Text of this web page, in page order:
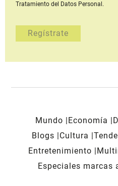
Tratamiento del Datos Personal.
Mundo Economía
Blogs
Cultura
Entretenimiento
Especiales marcas